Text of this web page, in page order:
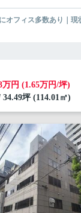
オフィス多数あり｜現
万円 (1.65万円/坪)
34.49坪 (114.01㎡)